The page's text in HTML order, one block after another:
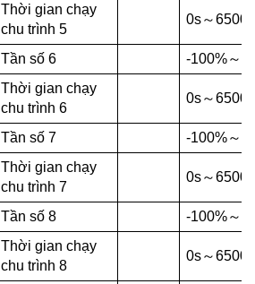
Thời gian chạy
chu trình 5
0s～6500s
Tần số 6 -100%～
Thời gian chạy
chu trình 6
0s～6500s
Tần số 7 -100%～
Thời gian chạy
chu trình 7
0s～6500s
Tần số 8 -100%～
Thời gian chạy
chu trình 8
0s～6500s